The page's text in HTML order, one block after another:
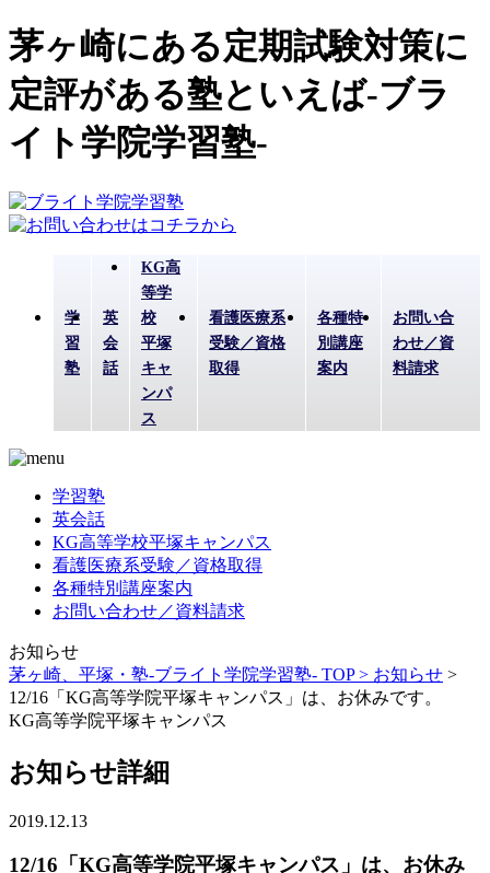
茅ヶ崎にある定期試験対策に
定評がある塾といえば-ブラ
イト学院学習塾-
学
習
塾
英
会
話
KG高
等学
校
平塚
キャ
ンパ
ス
看護医療系
受験／資格
取得
各種特
別講座
案内
お問い合
わせ／資
料請求
学習塾
英会話
KG高等学校平塚キャンパス
看護医療系受験／資格取得
各種特別講座案内
お問い合わせ／資料請求
お知らせ
茅ヶ崎、平塚・塾-ブライト学院学習塾- TOP > お知らせ >
12/16「KG高等学院平塚キャンパス」は、お休みです。
KG高等学院平塚キャンパス
お知らせ詳細
2019.12.13
12/16「KG高等学院平塚キャンパス」は、お休み